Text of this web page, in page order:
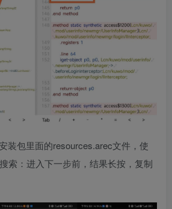
装包里面的resources.arec文件，使
索：进入下一步前，结果长按，复制